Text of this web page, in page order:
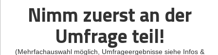
Nimm zuerst an der
Umfrage teil!
(Mehrfachauswahl möglich, Umfrageergebnisse siehe Infos &